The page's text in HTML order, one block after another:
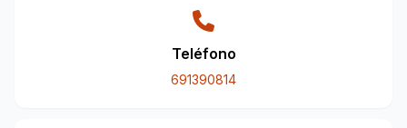
Teléfono
691390814